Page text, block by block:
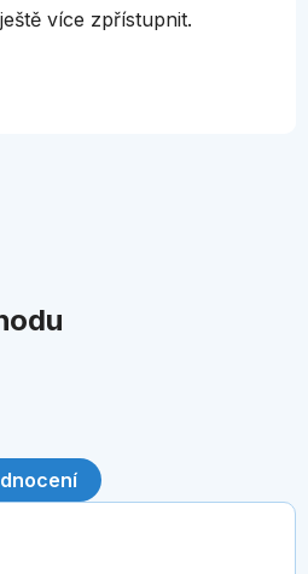
více zpřístupnit.